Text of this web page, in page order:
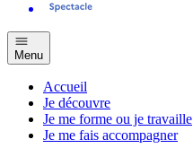
Menu
Accueil
Je découvre
Je me forme ou je travaille
Je me fais accompagner